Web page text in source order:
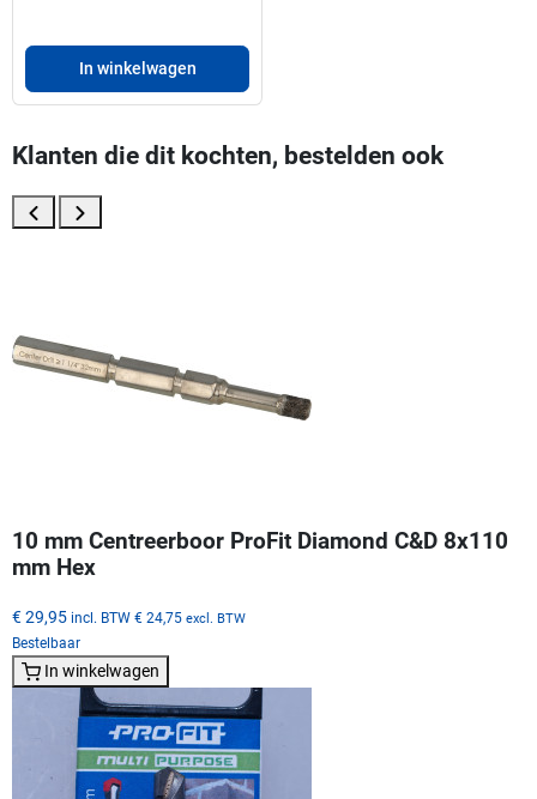
In winkelwagen
Klanten die dit kochten, bestelden ook
10 mm Centreerboor ProFit Diamond C&D 8x110
mm Hex
€ 29,95 incl. BTW € 24,75 excl. BTW
Bestelbaar
In winkelwagen